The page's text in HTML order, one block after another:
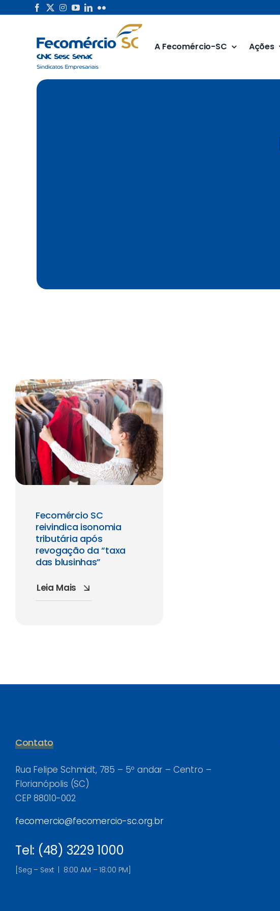
A Fecomércio-SC Ações
Fecomércio SC
reivindica isonomia
tributária após
revogação da “taxa
das blusinhas”
Leia Mais
Contato
Rua Felipe Schmidt, 785 – 5º andar – Centro –
Florianópolis (SC)
CEP 88010-002
fecomercio@fecomercio-sc.org.br
Tel: (48) 3229 1000
[Seg – Sext | 8:00 AM – 18:00 PM]